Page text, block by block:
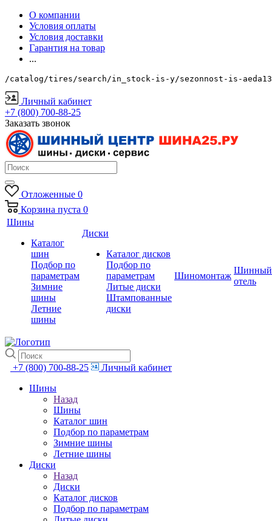
О компании
Условия оплаты
Условия доставки
Гарантия на товар
...
/catalog/tires/search/in_stock-is-y/sezonnost-is-
Личный кабинет
+7 (800) 700-88-25
Заказать звонок
Отложенные 0
Корзина пуста 0
Шины
Каталог
шин
Подбор по
параметрам
Зимние
шины
Летние
шины
Диски
Каталог дисков
Подбор по
параметрам
Литые диски
Штампованные
диски
Шиномонтаж
Шинный
отель
+7 (800) 700-88-25
Личный кабинет
Шины
Назад
Шины
Каталог шин
Подбор по параметрам
Зимние шины
Летние шины
Диски
Назад
Диски
Каталог дисков
Подбор по параметрам